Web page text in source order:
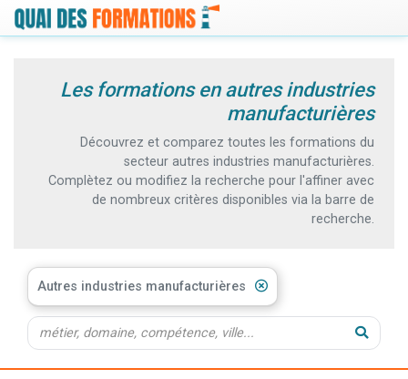
Les formations en autres industries
manufacturières
Découvrez et comparez toutes les formations du
secteur autres industries manufacturières.
Complètez ou modifiez la recherche pour l'affiner avec
de nombreux critères disponibles via la barre de
recherche.
Autres industries manufacturières